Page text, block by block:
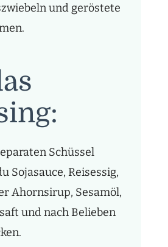
und geröstete
Schüssel
Sojasauce, Reisessig,
Ahornsirup, Sesamöl,
und nach Belieben